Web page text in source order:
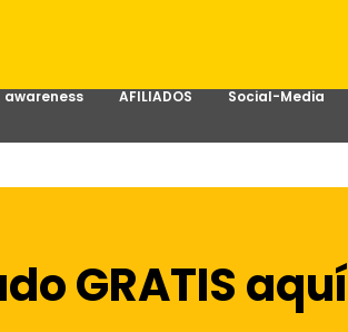
awareness AFILIADOS
Social-Media
GRATIS aquí